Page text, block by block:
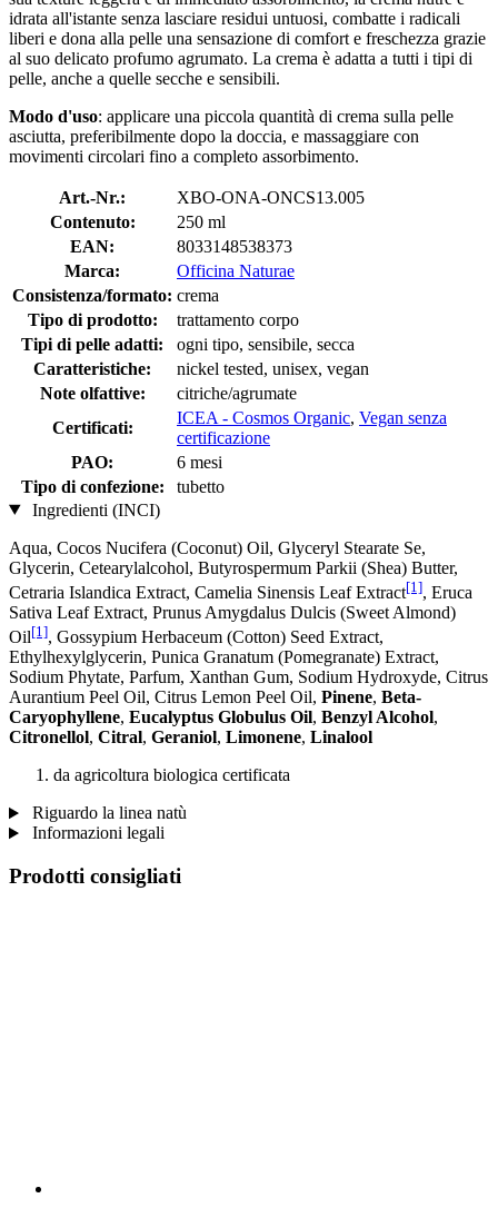
idrata all'istante senza lasciare residui untuosi, combatte i radicali
liberi e dona alla pelle una sensazione di comfort e freschezza grazie
al suo delicato profumo agrumato. La crema è adatta a tutti i tipi di
pelle, anche a quelle secche e sensibili.
Modo d'uso: applicare una piccola quantità di crema sulla pelle
asciutta, preferibilmente dopo la doccia, e massaggiare con
movimenti circolari fino a completo assorbimento.
Art.-Nr.:
XBO-ONA-ONCS13.005
Contenuto:
250 ml
EAN:
8033148538373
Marca:
Officina Naturae
Consistenza/formato: crema
Tipo di prodotto:
trattamento corpo
Tipi di pelle adatti:
ogni tipo, sensibile, secca
Caratteristiche:
nickel tested, unisex, vegan
Note olfattive:
citriche/agrumate
Certificati:
ICEA - Cosmos Organic, Vegan senza
certificazione
PAO:
6 mesi
Tipo di confezione:
tubetto
Ingredienti (INCI)
Aqua, Cocos Nucifera (Coconut) Oil, Glyceryl Stearate Se,
Glycerin, Cetearylalcohol, Butyrospermum Parkii (Shea) Butter,
Cetraria Islandica Extract, Camelia Sinensis Leaf Extract[1], Eruca
Sativa Leaf Extract, Prunus Amygdalus Dulcis (Sweet Almond)
Oil[1], Gossypium Herbaceum (Cotton) Seed Extract,
Ethylhexylglycerin, Punica Granatum (Pomegranate) Extract,
Sodium Phytate, Parfum, Xanthan Gum, Sodium Hydroxyde, Citrus
Aurantium Peel Oil, Citrus Lemon Peel Oil, Pinene, Beta-
Caryophyllene, Eucalyptus Globulus Oil, Benzyl Alcohol,
Citronellol, Citral, Geraniol, Limonene, Linalool
da agricoltura biologica certificata
Riguardo la linea natù
Informazioni legali
Prodotti consigliati